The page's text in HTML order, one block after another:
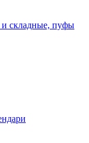
складные, пуфы